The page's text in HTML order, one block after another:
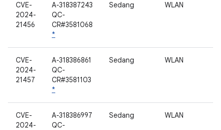
CVE-
2024-
21456
A-318387243
QC-
CR#3581068
*
Sedang WLAN
CVE-
2024-
21457
A-318386861
QC-
CR#3581103
*
Sedang WLAN
CVE-
2024-
A-318386997
QC-
Sedang WLAN